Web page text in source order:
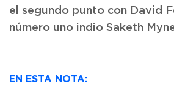
el segundo punto con David
número uno indio Saketh
EN ESTA NOTA: